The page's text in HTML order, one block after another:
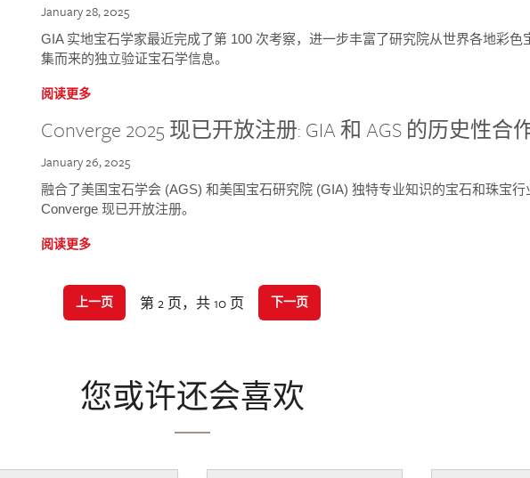
January 28, 2025
GIA 实地宝石学家最近完成了第 100 次考察，进一步丰富了研究院从世界各地彩色
集而来的独立验证宝石学信息。
阅读更多
Converge 2025 现已开放注册: GIA 和 AGS 的历史性合
January 26, 2025
融合了美国宝石学会 (AGS) 和美国宝石研究院 (GIA) 独特专业知识的宝石和珠宝行
Converge 现已开放注册。
阅读更多
上一页 第 2 页，共 10 页 下一页
您或许还会喜欢